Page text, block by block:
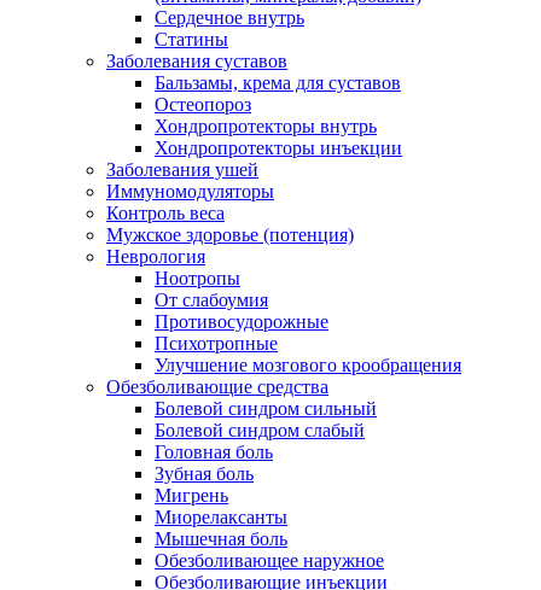
Сердечное внутрь
Статины
Заболевания суставов
Бальзамы, крема для суставов
Остеопороз
Хондропротекторы внутрь
Хондропротекторы инъекции
Заболевания ушей
Иммуномодуляторы
Контроль веса
Мужское здоровье (потенция)
Неврология
Ноотропы
От слабоумия
Противосудорожные
Психотропные
Улучшение мозгового крообращения
Обезболивающие средства
Болевой синдром сильный
Болевой синдром слабый
Головная боль
Зубная боль
Мигрень
Миорелаксанты
Мышечная боль
Обезболивающее наружное
Обезболивающие инъекции